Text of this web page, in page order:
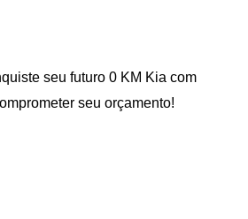
seu futuro 0 KM Kia com
seu orçamento!